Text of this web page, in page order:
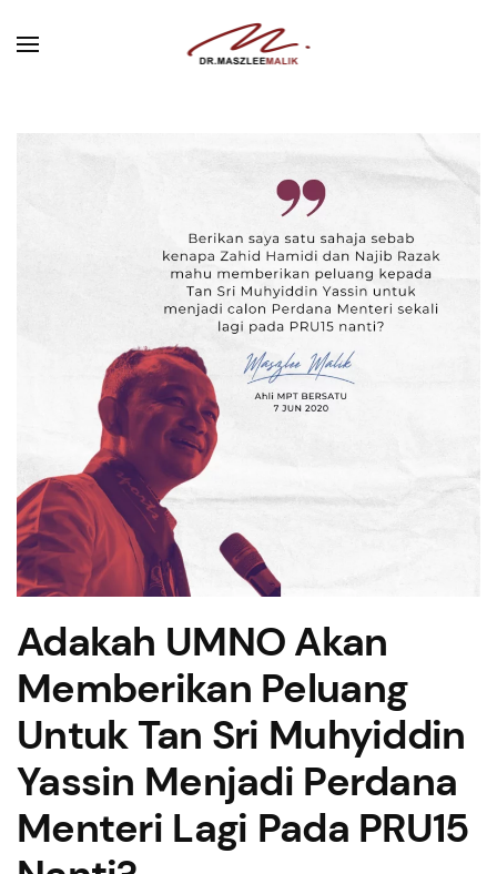
Adakah UMNO Akan
Memberikan Peluang
Untuk Tan Sri Muhyiddin
Yassin Menjadi Perdana
Menteri Lagi Pada PRU15